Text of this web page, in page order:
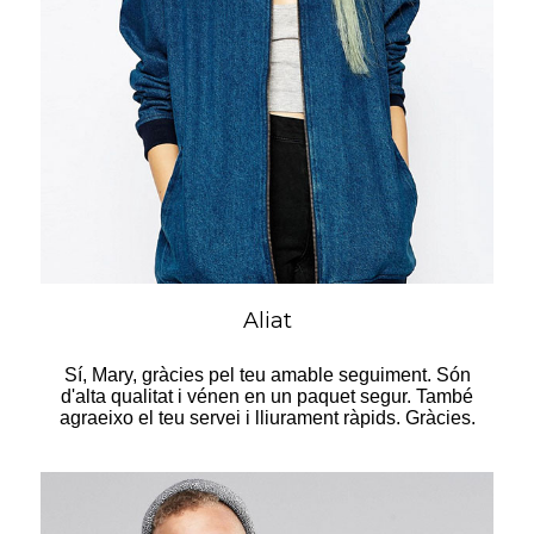
Aliat
Sí, Mary, gràcies pel teu amable seguiment. Són
d'alta qualitat i vénen en un paquet segur. També
agraeixo el teu servei i lliurament ràpids. Gràcies.